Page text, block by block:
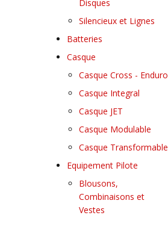
Disques
Silencieux et Lignes
Batteries
Casque
Casque Cross - Enduro
Casque Integral
Casque JET
Casque Modulable
Casque Transformable
Equipement Pilote
Blousons,
Combinaisons et
Vestes